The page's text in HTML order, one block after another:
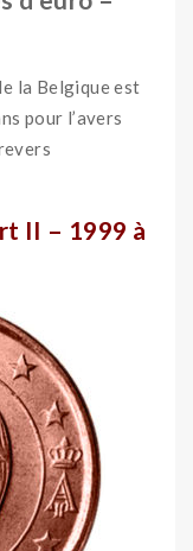
la Belgique est
pour l’avers
II – 1999 à